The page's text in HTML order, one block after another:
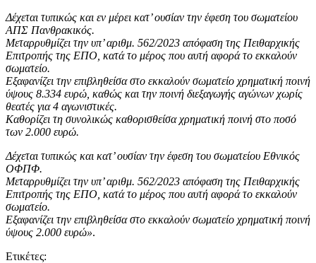
Δέχεται τυπικώς και εν μέρει κατ’ ουσίαν την έφεση του σωματείου
ΑΠΣ Πανθρακικός.
Μεταρρυθμίζει την υπ’ αριθμ. 562/2023 απόφαση της Πειθαρχικής
Επιτροπής της ΕΠΟ, κατά το μέρος που αυτή αφορά το εκκαλούν
σωματείο.
Εξαφανίζει την επιβληθείσα στο εκκαλούν σωματείο χρηματική ποινή
ύψους 8.334 ευρώ, καθώς και την ποινή διεξαγωγής αγώνων χωρίς
θεατές για 4 αγωνιστικές.
Καθορίζει τη συνολικώς καθορισθείσα χρηματική ποινή στο ποσό
των 2.000 ευρώ.
Δέχεται τυπικώς και κατ’ ουσίαν την έφεση του σωματείου Εθνικός
ΟΦΠΦ.
Μεταρρυθμίζει την υπ’ αριθμ. 562/2023 απόφαση της Πειθαρχικής
Επιτροπής της ΕΠΟ, κατά το μέρος που αυτή αφορά το εκκαλούν
σωματείο.
Εξαφανίζει την επιβληθείσα στο εκκαλούν σωματείο χρηματική ποινή
ύψους 2.000 ευρώ».
Ετικέτες: